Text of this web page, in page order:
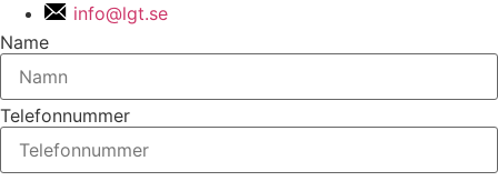
info@lgt.se
Name
Telefonnummer